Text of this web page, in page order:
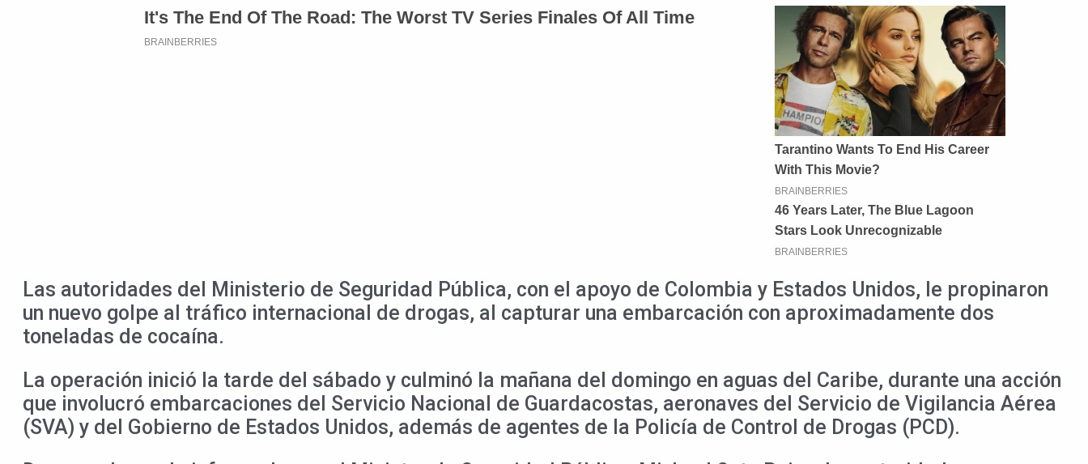
Las autoridades del Ministerio de Seguridad Pública, con el apoyo de Colombia y Estados Unidos, le propinaron
un nuevo golpe al tráfico internacional de drogas, al capturar una embarcación con aproximadamente dos
toneladas de cocaína.
La operación inició la tarde del sábado y culminó la mañana del domingo en aguas del Caribe, durante una acción
que involucró embarcaciones del Servicio Nacional de Guardacostas, aeronaves del Servicio de Vigilancia Aérea
(SVA) y del Gobierno de Estados Unidos, además de agentes de la Policía de Control de Drogas (PCD).